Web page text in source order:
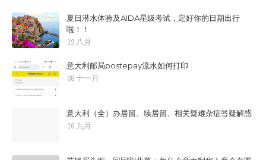
夏日潜水体验及AIDA星级考试，定好你的日期出行
啦！！
19 八月
意大利邮局postepay流水如何打印
08 十一月
意大利（全）办居留、续居留、相关疑难杂症答疑解惑
16 九月